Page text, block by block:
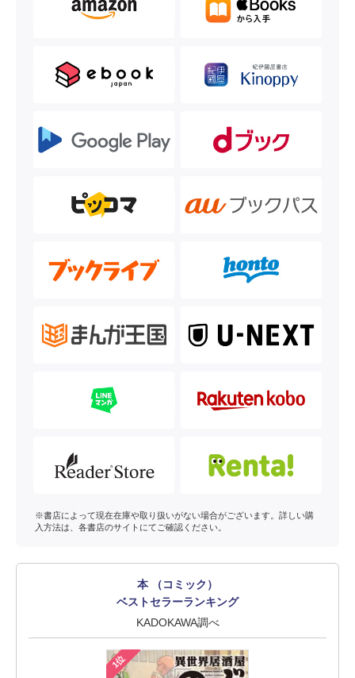
※書店によって現在在庫や取り扱いがない場合がございます。詳しい購
入方法は、各書店のサイトにてご確認ください。
本 （コミック）
ベストセラーランキング
KADOKAWA調べ
1位